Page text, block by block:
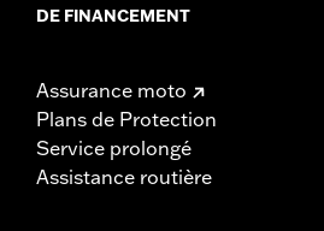
DE FINANCEMENT
Assurance moto
Plans de Protection
Service prolongé
Assistance routière